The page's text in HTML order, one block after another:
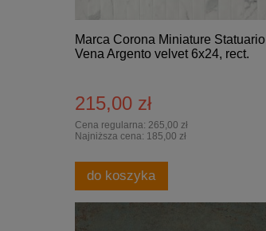
Marca Corona Miniature Statuario
Vena Argento velvet 6x24, rect.
215,00 zł
Cena regularna: 265,00 zł
Najniższa cena: 185,00 zł
do koszyka